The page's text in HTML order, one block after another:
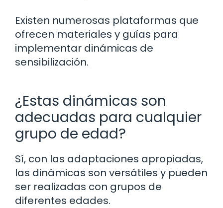
Existen numerosas plataformas que
ofrecen materiales y guías para
implementar dinámicas de
sensibilización.
¿Estas dinámicas son
adecuadas para cualquier
grupo de edad?
Sí, con las adaptaciones apropiadas,
las dinámicas son versátiles y pueden
ser realizadas con grupos de
diferentes edades.